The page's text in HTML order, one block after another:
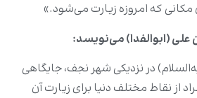
که امروزه زیارت می‌شود.»
(ابوالفدا) می‌نویسد:
در نزدیکی شهر نجف، جایگاهی
از نقاط مختلف دنیا برای زیارت آن